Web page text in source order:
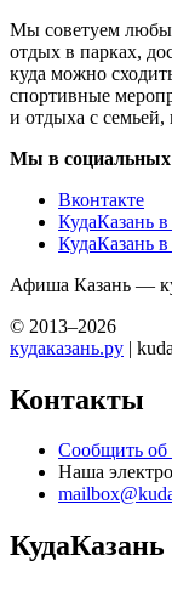
Мы советуем
отдых в парках,
куда можно
спортивные
и отдыха с семьей,
Мы в социальных
Вконтакте
КудаКазань
КудаКазань в
Афиша Казань —
© 2013–2026
кудаказань.ру |
Контакты
Сообщить об
Наша
КудаКазань